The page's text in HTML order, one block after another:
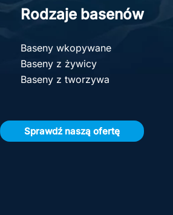
Rodzaje basenów
Baseny wkopywane
Baseny z żywicy
Baseny z tworzywa
Sprawdź naszą ofertę